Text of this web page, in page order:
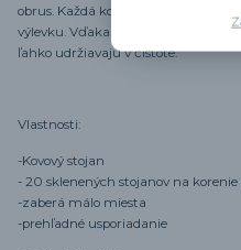
obrus. Každá korenička je vyrobená
výlevku. Vďaka jednotnému,
ľahko udržiavajú v čistote.
Vlastnosti:
-Kovový stojan
- 20 sklenených stojanov na
-zaberá málo miesta
-prehľadné usporiadanie